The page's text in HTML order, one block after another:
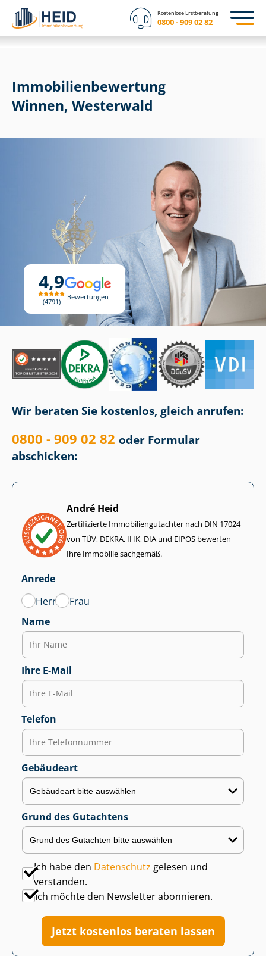
Kostenlose Erstberatung
0800 - 909 02 82
4,9
4791
Bewertungen
Immobilien­bewertung
Winnen, Westerwald
Wir beraten Sie kostenlos, gleich anrufen:
0800 - 909 02 82 oder Formular
abschicken:
André Heid
Zertifizierte Im­mo­bi­li­en­gut­ach­ter nach DIN 17024
von TÜV, DEKRA, IHK, DIA und EIPOS bewerten
Ihre Immobilie sachgemäß.
Anrede
Herr
Frau
Name
Ihre E-Mail
Telefon
Gebäudeart
Grund des Gutachtens
Ich habe den Datenschutz gelesen und
verstanden.
Ich möchte den Newsletter abonnieren.
Jetzt kostenlos beraten lassen